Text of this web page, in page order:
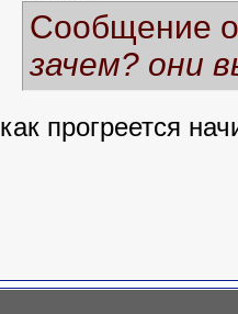
Сообщение
зачем? они
как прогреется